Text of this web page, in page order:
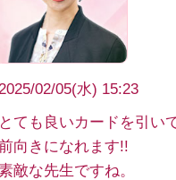
02/05(水) 15:23
とても良いカードを引い
向きになれます!!
敵な先生ですね。